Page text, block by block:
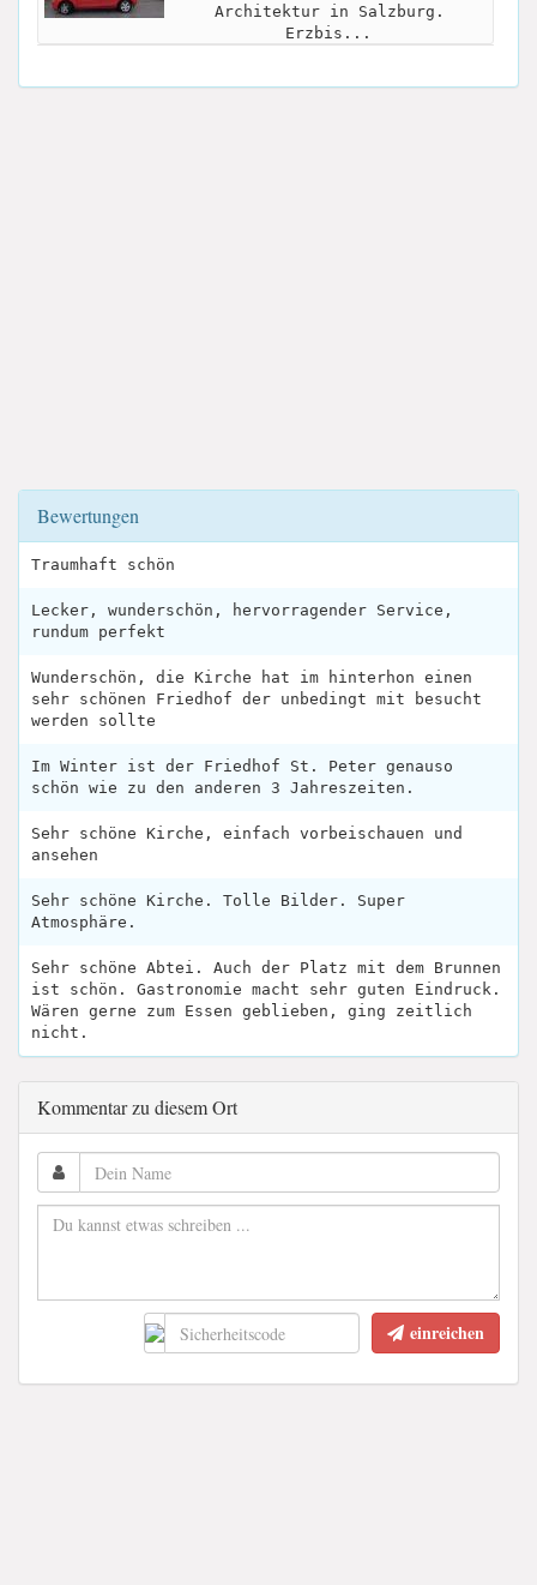
Architektur in Salzburg.
Erzbis...
Bewertungen
Traumhaft schön
Lecker, wunderschön, hervorragender Service,
rundum perfekt
Wunderschön, die Kirche hat im hinterhon einen
sehr schönen Friedhof der unbedingt mit besucht
werden sollte
Im Winter ist der Friedhof St. Peter genauso
schön wie zu den anderen 3 Jahreszeiten.
Sehr schöne Kirche, einfach vorbeischauen und
ansehen
Sehr schöne Kirche. Tolle Bilder. Super
Atmosphäre.
Sehr schöne Abtei. Auch der Platz mit dem Brunnen
ist schön. Gastronomie macht sehr guten Eindruck.
Wären gerne zum Essen geblieben, ging zeitlich
nicht.
Kommentar zu diesem Ort
einreichen